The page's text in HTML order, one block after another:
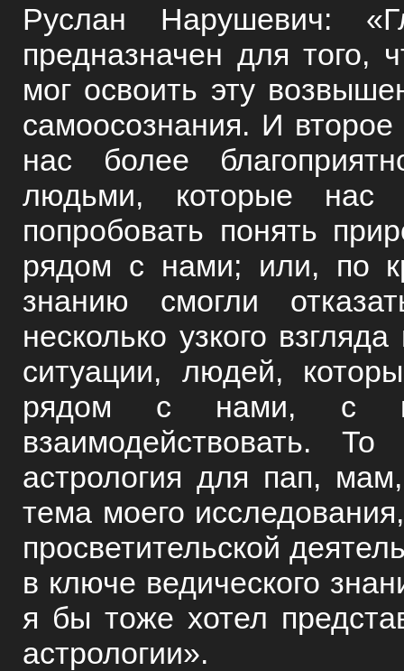
Руслан Нарушевич:
предназначен для того,
мог освоить эту
самоосознания. И
нас более
людьми, которые
попробовать понять
рядом с нами; или, по
знанию смогли
несколько узкого
ситуации, людей,
рядом с нами, с
взаимодействовать.
астрология для пап,
тема моего
просветительской
в ключе ведического
я бы тоже хотел
астрологии».